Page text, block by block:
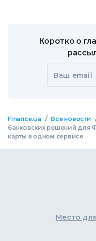
Коротко о
Ваш email
Finance.ua / Все новости
банковских решений для
карты в одном сервисе
Место